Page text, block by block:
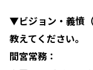
▼ビジョン・義憤
教えてください。
間宮常務：